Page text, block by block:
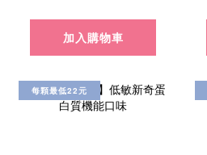
加入購物車
每顆最低22元